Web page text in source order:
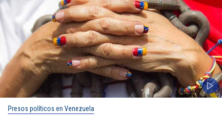
Presos políticos en Venezuela